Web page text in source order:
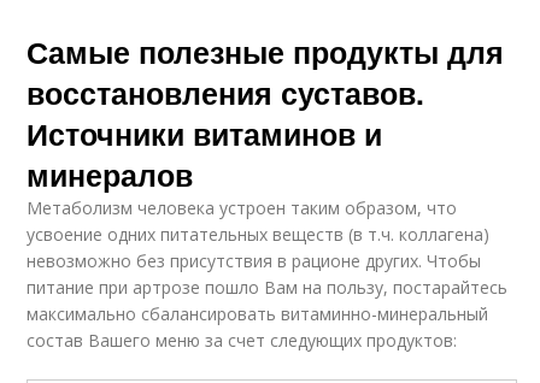
Самые полезные продукты для
восстановления суставов.
Источники витаминов и
минералов
Метаболизм человека устроен таким образом, что
усвоение одних питательных веществ (в т.ч. коллагена)
невозможно без присутствия в рационе других. Чтобы
питание при артрозе пошло Вам на пользу, постарайтесь
максимально сбалансировать витаминно-минеральный
состав Вашего меню за счет следующих продуктов: